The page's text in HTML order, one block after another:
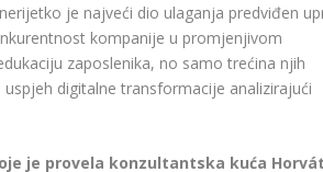
je najveći dio ulaganja predviđen
kompanije u promjenjivom
zaposlenika, no samo trećina njih
digitalne transformacije analizirajući
je provela konzultantska kuća